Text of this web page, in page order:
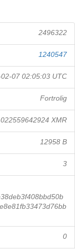
2496322
1240547
07 02:05:03 UTC
Fortrolig
XMR
12958 B
3
0